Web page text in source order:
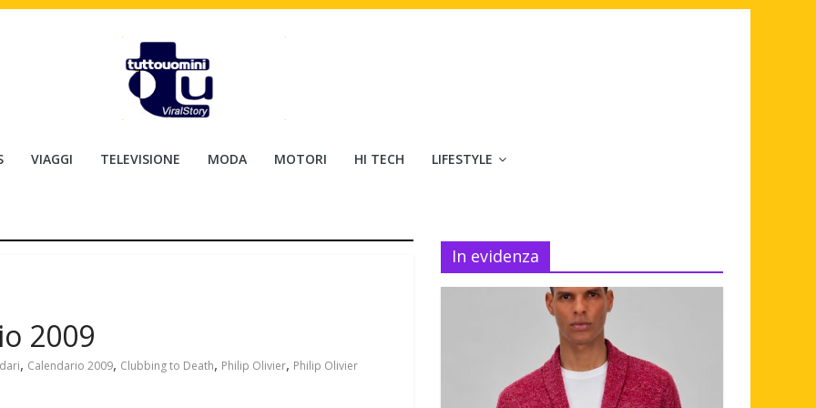
VIAGGI TELEVISIONE MODA MOTORI HI TECH LIFESTYLE
2009
, Calendario 2009, Clubbing to Death, Philip Olivier, Philip Olivier
In evidenza